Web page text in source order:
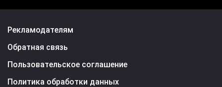
Рекламодателям
Обратная связь
Пользовательское соглашение
Политика обработки данных